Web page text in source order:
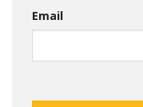
Email